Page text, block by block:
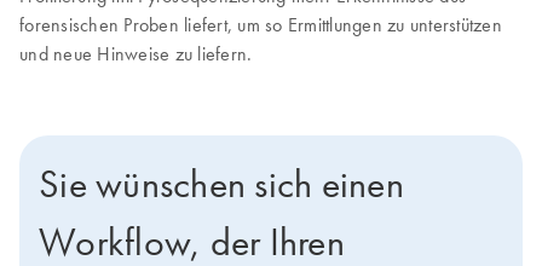
forensischen Proben liefert, um so Ermittlungen zu unterstützen
und neue Hinweise zu liefern.
Sie wünschen sich einen
Workflow, der Ihren